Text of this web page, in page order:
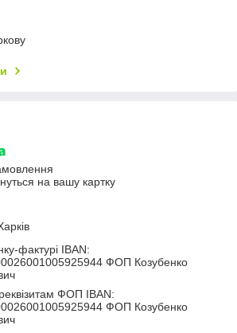
на вашу картку
фактурі IBAN:
ФОП Козубенко
ФОП IBAN:
ФОП Козубенко